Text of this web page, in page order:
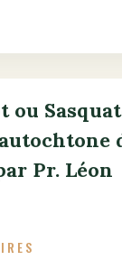
ou
Pr. Léon